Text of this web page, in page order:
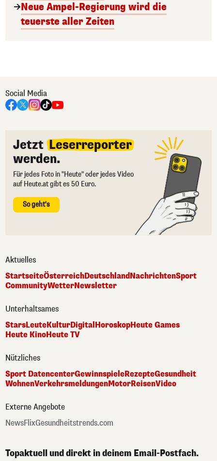
Neue Ampel-Regierung wird die
teuerste aller Zeiten
Social Media
Jetzt Leserreporter
werden.
Für jedes Foto in "Heute" oder jedes Video
auf Heute.at gibt es 50 Euro.
So geht's
Aktuelles
StartseiteÖsterreichDeutschlandNachrichtenSport
CommunityWetterNewsletter
Unterhaltsames
StarsLeuteKulturDigital HoroskopHeute Games
Heute KinoHeute TV
Nützliches
Sport DatencenterGewinnspieleRezepteGesundheit
WohnenVerkehrsmeldungenMotorReisenVideo
Externe Angebote
NewsFlixGesundheitstrends.com
Topaktuell und direkt in deinem Email-Postfach.